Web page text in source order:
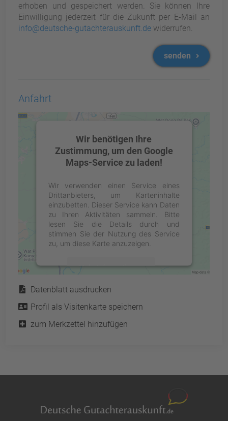
erhoben und gespeichert werden. Sie können Ihre
Einwilligung jederzeit für die Zukunft per E-Mail an
info@deutsche-gutachterauskunft.de widerrufen.
senden
Anfahrt
Wir benötigen Ihre
Zustimmung, um den Google
Maps-Service zu laden!
Wir verwenden einen Service eines
Drittanbieters, um Karteninhalte
einzubetten. Dieser Service kann Daten
zu Ihren Aktivitäten sammeln. Bitte
lesen Sie die Details durch und
stimmen Sie der Nutzung des Service
zu, um diese Karte anzuzeigen.
Mehr Informationen
Akzeptieren
powered by Usercentrics Consent
Management Platform
Service
Datenblatt ausdrucken
Profil als Visitenkarte speichern
zum Merkzettel hinzufügen